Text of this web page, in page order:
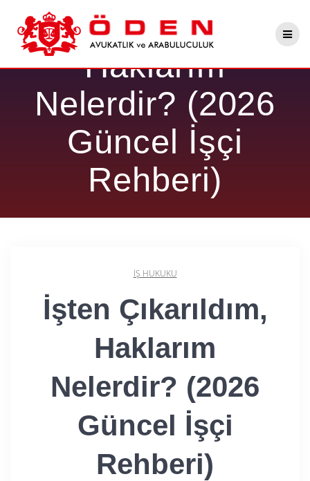
to
content
İşten Çıkarıldım,
Haklarım
Nelerdir? (2026
Güncel İşçi
Rehberi)
İŞ HUKUKU
İşten Çıkarıldım,
Haklarım
Nelerdir? (2026
Güncel İşçi
Rehberi)